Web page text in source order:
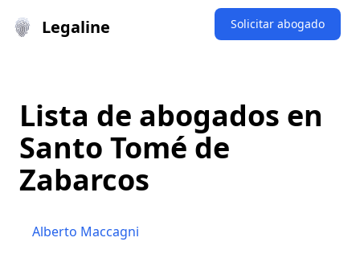
Legaline Solicitar abogado
Lista de abogados en
Santo Tomé de
Zabarcos
Alberto Maccagni